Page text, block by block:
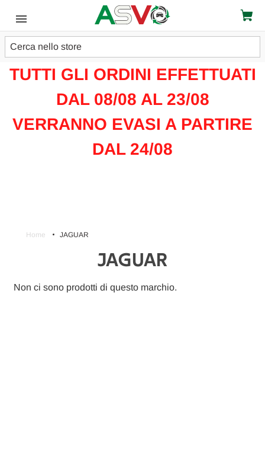
Cerca
ATTENZIONE!!!
TUTTI GLI ORDINI EFFETTUATI
DAL 08/08 AL 23/08
VERRANNO EVASI A PARTIRE
DAL 24/08
Home JAGUAR
JAGUAR
Non ci sono prodotti di questo marchio.